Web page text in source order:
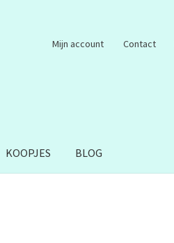
Mijn account Contact
KOOPJES BLOG